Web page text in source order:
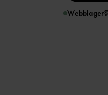
Webblager